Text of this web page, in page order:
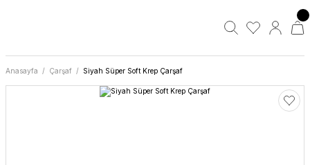
Anasayfa Çarşaf Siyah Süper Soft Krep Çarşaf